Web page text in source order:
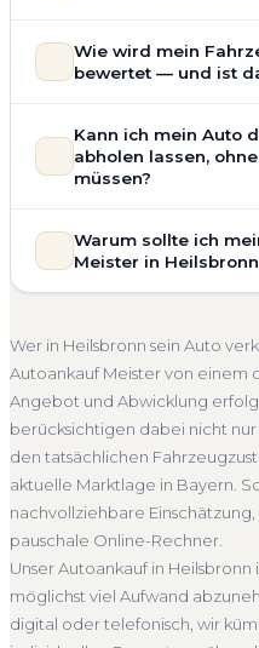
Motorschaden,
allgemeinem
Bewertung ein. Anders als
wir den realen Zustand und
Getriebeschaden
Faire
Wie wird mein
bewertet — und ist
Heilsbronn ist vollständig
prüfen Marke, Modell,
Einschätzung, die nah am
speziell für den Markt in
Kann ich mein Auto
abholen lassen,
müssen?
umfasst die kostenlose
egal ob zu Hause, am
erfolgt direkt bei Übergabe,
auch die Abmeldung.
Abholung Heilsbronn
Abmeldung inklusive
Warum sollte ich
Meister in
deutschlandweit an — auch
Sie erhalten eine
Angebot und auf Wunsch
Abholung bis zur
Kunden sprechen für sich.
Seit 2010 4.800+ Ankäufe
Wer in Heilsbronn sein Auto
Autoankauf Meister von einem
Angebot und Abwicklung
berücksichtigen dabei nicht
den tatsächlichen
aktuelle Marktlage in Bayern.
nachvollziehbare
pauschale Online-Rechner.
Unser Autoankauf in
möglichst viel Aufwand
digital oder telefonisch, wir